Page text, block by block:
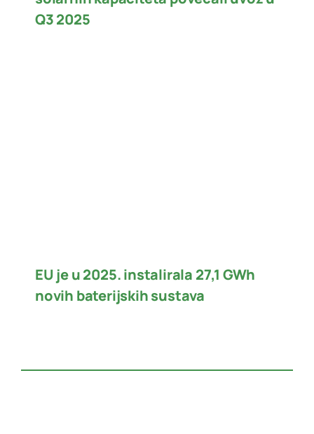
Q3 2025
EU je u 2025. instalirala 27,1 GWh
novih baterijskih sustava